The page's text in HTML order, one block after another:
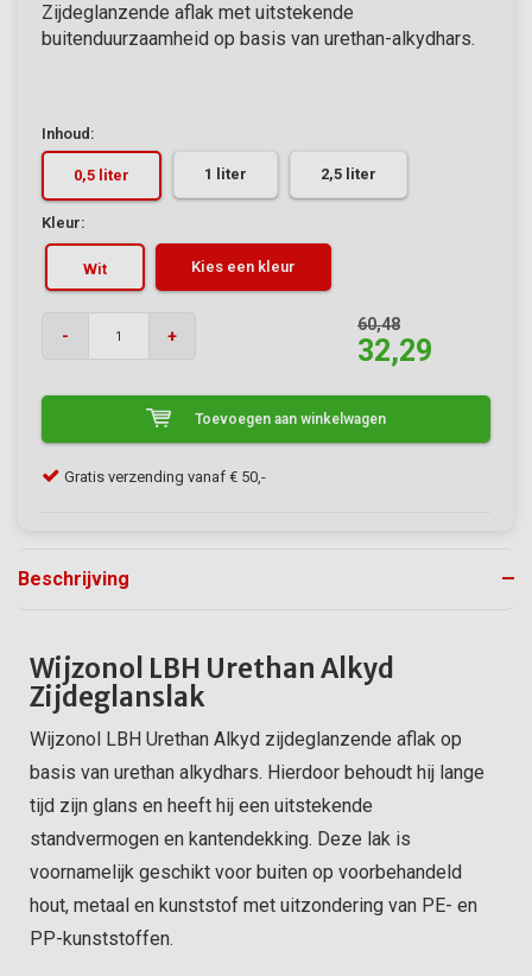
Zijdeglanzende aflak met uitstekende
buitenduurzaamheid op basis van urethan-alkydhars.
Inhoud:
0,5 liter 1 liter 2,5 liter
Kleur:
Wit Kies een kleur
- +
60,48
32,29
Toevoegen aan winkelwagen
Klanten geven VerfonlineXL een 9/10
Beschrijving
Wijzonol LBH Urethan Alkyd
Zijdeglanslak
Wijzonol LBH Urethan Alkyd zijdeglanzende aflak op
basis van urethan alkydhars. Hierdoor behoudt hij lange
tijd zijn glans en heeft hij een uitstekende
standvermogen en kantendekking. Deze lak is
voornamelijk geschikt voor buiten op voorbehandeld
hout, metaal en kunststof met uitzondering van PE- en
PP-kunststoffen.